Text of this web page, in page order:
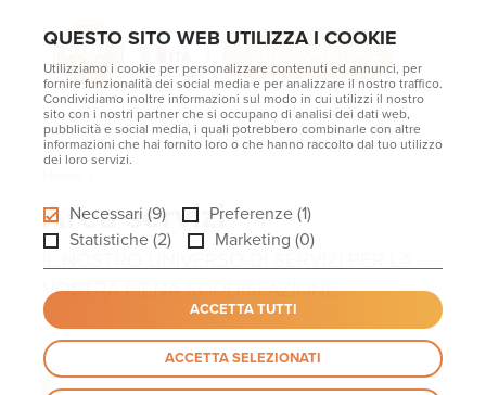
QUESTO SITO WEB UTILIZZA I COOKIE
Utilizziamo i cookie per personalizzare contenuti ed annunci, per
fornire funzionalità dei social media e per analizzare il nostro traffico.
Condividiamo inoltre informazioni sul modo in cui utilizzi il nostro
sito con i nostri partner che si occupano di analisi dei dati web,
pubblicità e social media, i quali potrebbero combinarle con altre
informazioni che hai fornito loro o che hanno raccolto dal tuo utilizzo
dei loro servizi.
Necessari (9)
Preferenze (1)
Statistiche (2)
Marketing (0)
ACCETTA TUTTI
ACCETTA SELEZIONATI
Area servizi
VOSTRA PIENA SODDISFAZIONE.